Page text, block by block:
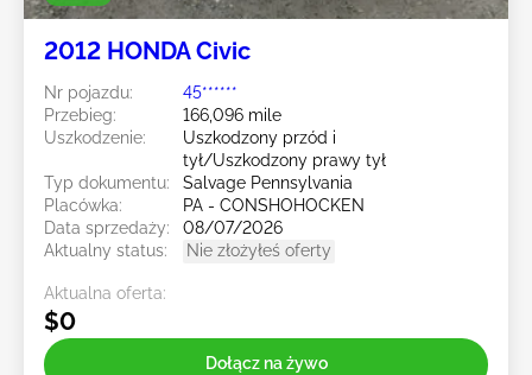
2012 HONDA Civic
Nr pojazdu:
45******
Przebieg:
166,096 mile
Uszkodzenie:
Uszkodzony przód i
tył/Uszkodzony prawy tył
Typ dokumentu:
Salvage Pennsylvania
Placówka:
PA - CONSHOHOCKEN
Data sprzedaży:
08/07/2026
Aktualny status:
Nie złożyłeś oferty
Aktualna oferta:
$0
Dołącz na żywo